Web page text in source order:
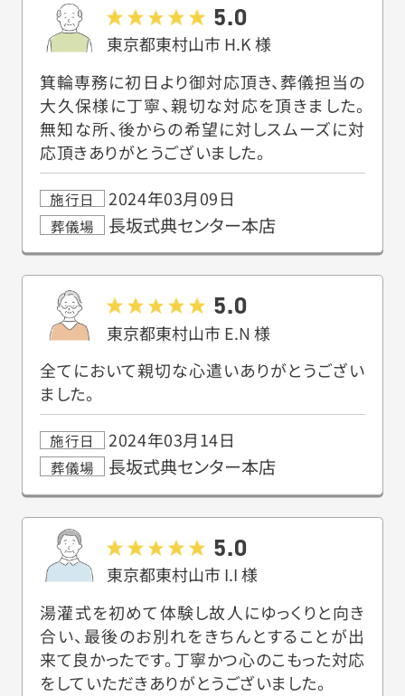
東京都東村山市 H.K様
5.0
施行日 2024年03月09日
箕輪専務に初日より御対応頂き、葬儀担当の
大久保様に丁寧、親切な対応を頂きました。
無知な所、後からの希望に対しスムーズに対
応頂きありがとうございました。
葬儀場 長坂式典センター本店
東京都東村山市 E.N様
5.0
施行日 2024年03月14日
全てにおいて親切な心遣いありがとうござい
ました。
葬儀場 長坂式典センター本店
東京都東村山市 I.I様
5.0
湯灌式を初めて体験し故人にゆっくりと向き
合い、最後のお別れをきちんとすることが出
来て良かったです。丁寧かつ心のこもった対応
をしていただきありがとうございました。